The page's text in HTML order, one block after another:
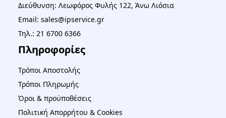
Διεύθυνση: Λεωφόρος Φυλής 122, Άνω Λιόσια
Email: sales@ipservice.gr
Τηλ.: 21 6700 6366
Πληροφορίες
Τρόποι Αποστολής
Τρόποι Πληρωμής
Όροι & προϋποθέσεις
Πολιτική Απορρήτου & Cookies